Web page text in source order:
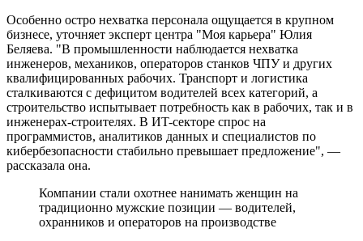
Особенно остро нехватка персонала ощущается в крупном
бизнесе, уточняет эксперт центра "Моя карьера" Юлия
Беляева. "В промышленности наблюдается нехватка
инженеров, механиков, операторов станков ЧПУ и других
квалифицированных рабочих. Транспорт и логистика
сталкиваются с дефицитом водителей всех категорий, а
строительство испытывает потребность как в рабочих, так и в
инженерах-строителях. В ИT-секторе спрос на
программистов, аналитиков данных и специалистов по
кибербезопасности стабильно превышает предложение", —
рассказала она.
Компании стали охотнее нанимать женщин на
традиционно мужские позиции — водителей,
охранников и операторов на производстве